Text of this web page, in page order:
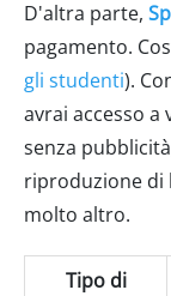
D'altra parte,
pagamento.
gli studenti).
avrai accesso a
senza
riproduzione di
molto altro.
Tipo di